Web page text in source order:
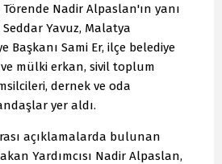
Nadir Alpaslan'ın yanı
Seddar Yavuz, Malatya
Başkanı Sami Er, ilçe belediye
mülki erkan, sivil toplum
dernek ve oda
yer aldı.
açıklamalarda bulunan
Yardımcısı Nadir Alpaslan,